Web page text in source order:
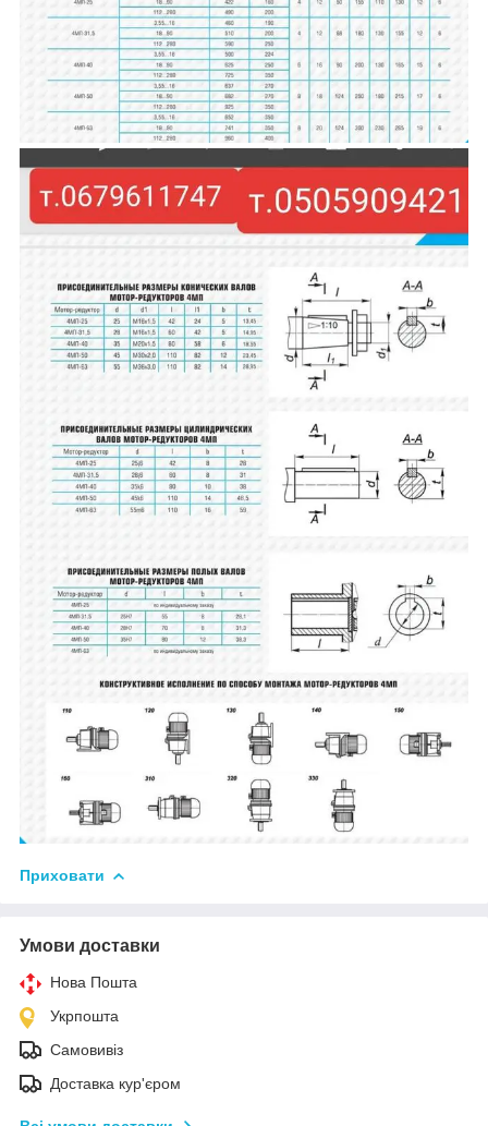
Приховати
Умови доставки
Нова Пошта
Укрпошта
Самовивіз
Доставка кур'єром